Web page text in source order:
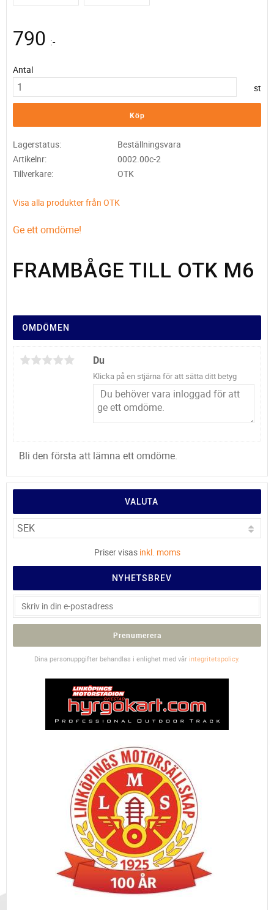
790 :-
Antal
st
Köp
Lagerstatus
Beställningsvara
Artikelnr
0002.00c-2
Tillverkare
OTK
Visa alla produkter från OTK
Ge ett omdöme!
FRAMBÅGE TILL OTK M6
OMDÖMEN
Du
Klicka på en stjärna för att sätta ditt betyg
Bli den första att lämna ett omdöme.
VALUTA
Priser visas inkl. moms
NYHETSBREV
Prenumerera
Dina personuppgifter behandlas i enlighet med vår integritetspolicy.